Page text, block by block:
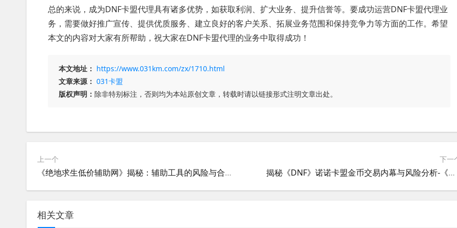
总的来说，成为DNF卡盟代理具有诸多优势，如获取利润、扩大业务、提升信誉等。要成功运营DNF卡盟代理业
务，需要做好推广宣传、提供优质服务、建立良好的客户关系、拓展业务范围和保持竞争力等方面的工作。希望
本文的内容对大家有所帮助，祝大家在DNF卡盟代理的业务中取得成功！
本文地址： https://www.031km.com/zx/1710.html
文章来源： 031卡盟
版权声明： 除非特别标注，否则均为本站原创文章，转载时请以链接形式注明文章出处。
上一个
《绝地求生低价辅助网》揭秘：辅助工具的风险与合规性探讨
下一
揭秘《DNF》诺诺卡盟金币交易内幕与风险分析-《地下城与勇士》诺诺卡盟金币交易安全性及合法性探讨
相关文章